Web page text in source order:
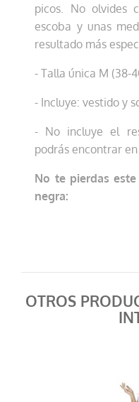
picos. No olvides
escoba y unas
resultado más
- Talla única M (38-
- Incluye: vestido y
- No incluye el
podrás encontrar
No te pierdas
negra:
OTROS